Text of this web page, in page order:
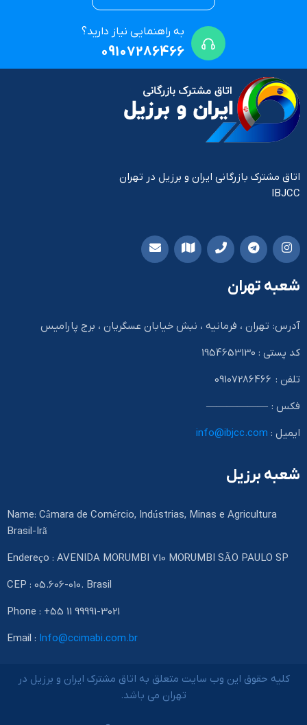
به راهنمایی نیاز دارید؟
09107286466
اتاق مشترک بازرگانی ایران و برزیل در تهران
IBJCC
شعبه تهران
آدرس: تهران ، فرمانیه ، نبش خیابان عسگریان ، برج پارامیس
کد پستی : 1954653130
تلفن : 09107286466
فکس : ——————
ایمیل : info@ibjcc.com
شعبه برزیل
Name: Câmara de Comércio, Indústrias, Minas e Agricultura
Brasil-Irã
Endereço : AVENIDA MORUMBI 710 MORUMBI SÃO PAULO SP
CEP : 05.606-010. Brasil
Phone : +55 11 99991-3021
Email : Info@ccimabi.com.br
کلیه حقوق این وب سایت متعلق به اتاق مشترک ایران و برزیل در
تهران می باشد.